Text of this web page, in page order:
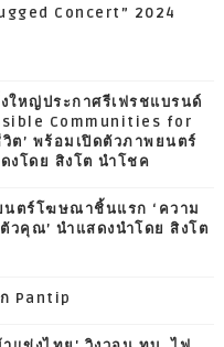
Concert” 2024
ใหญ่ประกาศรีเฟรชแบรนด์
Communities for
’ พร้อมเปิดตัวภาพยนตร์
โดย สิงโต นำโชค
นตร์โฆษณาชิ้นแรก ‘ความ
คุณ’ นำแสดงนำโดย สิงโต
Pantip